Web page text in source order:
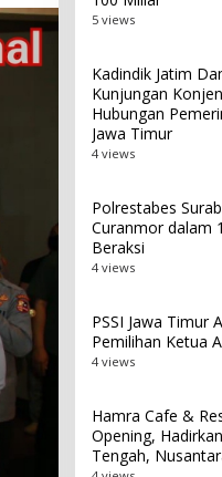
5 views
Kadindik Jatim
Kunjungan
Hubungan
Jawa Timur
4 views
Polrestabes
Curanmor dalam
Beraksi
4 views
PSSI Jawa Timur
Pemilihan Ketua
4 views
Hamra Cafe &
Opening,
Tengah,